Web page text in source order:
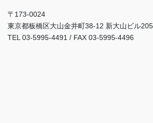
〒173-0024
東京都板橋区大山金井町38-12 新大山ビル205
TEL 03-5995-4491 / FAX 03-5995-4496